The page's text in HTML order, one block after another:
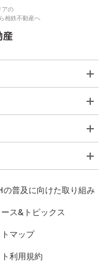
アの
相鉄不動産へ
の普及に向けた取り組み
ス&トピックス
マップ
利用規約